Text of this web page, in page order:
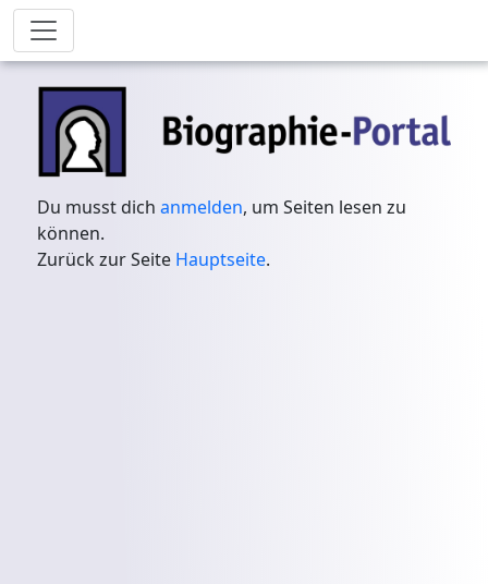
Du musst dichanmelden, um Seiten lesen zu
können.
Zurück zur Seite Hauptseite.